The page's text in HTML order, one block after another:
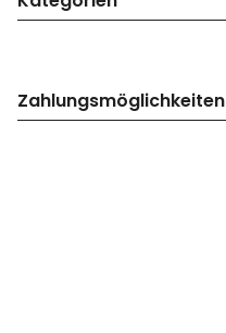
Zahlungsmöglichkeiten